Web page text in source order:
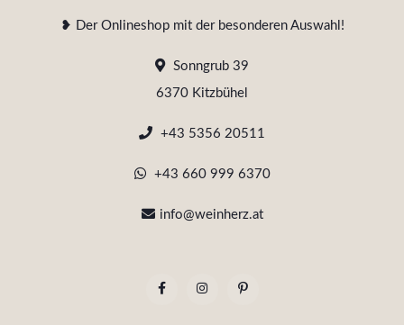
❥ Der Onlineshop mit der besonderen Auswahl!
Sonngrub 39
6370 Kitzbühel
+43 5356 20511
+43 660 999 6370
info@weinherz.at